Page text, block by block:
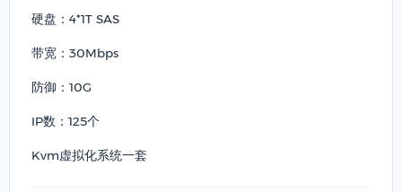
硬盘：4*1T SAS
带宽：30Mbps
防御：10G
IP数：125个
Kvm虚拟化系统一套